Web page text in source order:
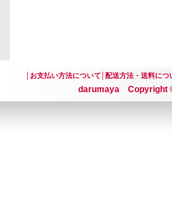
お支払い方法について│ 配送方法・送料につ
darumaya Copyright